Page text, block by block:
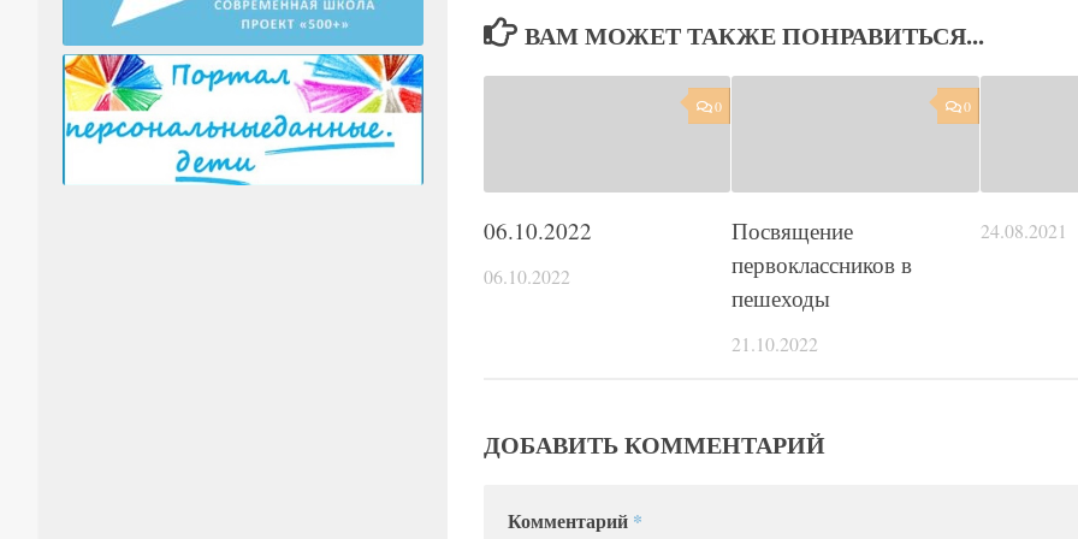
ВАМ МОЖЕТ ТАКЖЕ ПОНРАВИТЬСЯ...
0
06.10.2022
06.10.2022
0
Посвящение
первоклассников в
пешеходы
21.10.2022
24.08.2021
ДОБАВИТЬ КОММЕНТАРИЙ
Комментарий *